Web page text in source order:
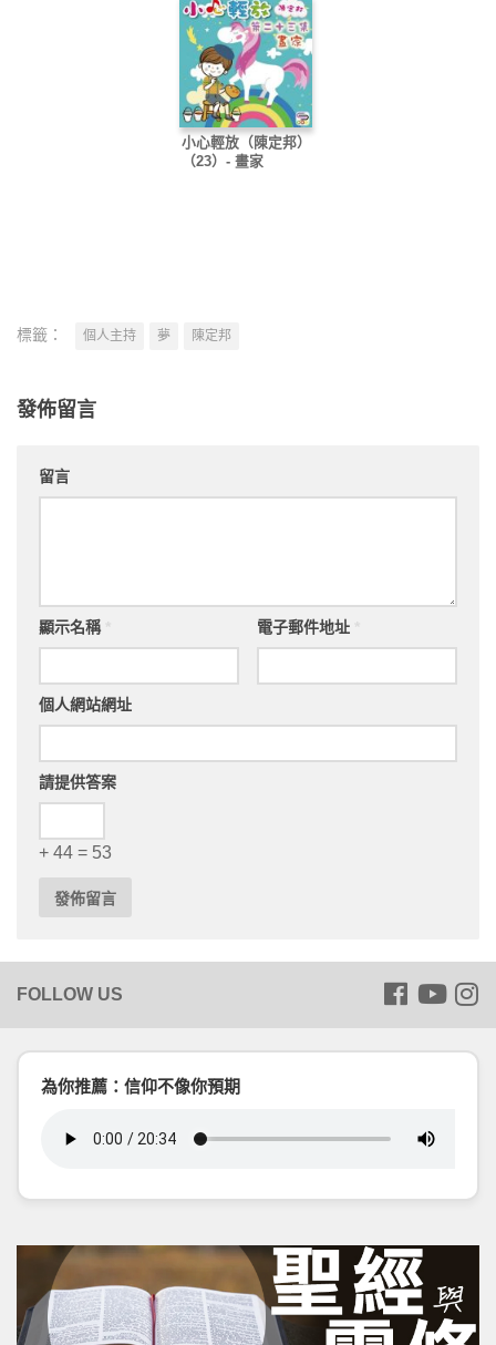
小心輕放（陳定邦）
（23）- 畫家
標籤： 個人主持 夢 陳定邦
發佈留言
留言
顯示名稱 電子郵件地址
個人網站網址
請提供答案
+ 44 = 53
為你推薦：信仰不像你預期